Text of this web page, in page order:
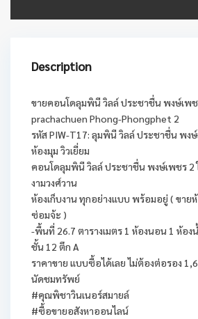
Description
ขายคอนโดลุมพินี วิลล์ ประชาชื่น พงษ์เพช
prachachuen Phong-Phongphet 2
รหัส PIW-T17: ลุมพินี วิลล์ ประชาชื่น พง
ห้องมุม วิวเยี่ยม
คอนโดลุมพินี วิลล์ ประชาชื่น พงษ์เพชร 2
งามวงศ์วาน
ห้องเก็บงาน ทุกอย่างแบบ พร้อมอยู่ ( ขา
ซ่อมจ้ะ )
-พื้นที่ 26.7 ตารางเมตร 1 ห้องนอน 1 ห้อง
ชั้น 12 ตึก A
ราคาขาย แบบซื้อได้เลย ไม่ต้องต่อรอง
นัดชมทรัพย์
#คุณพิชาวินเนอร์สมายล์
#ซื้อขายอสังหาออนไลน์